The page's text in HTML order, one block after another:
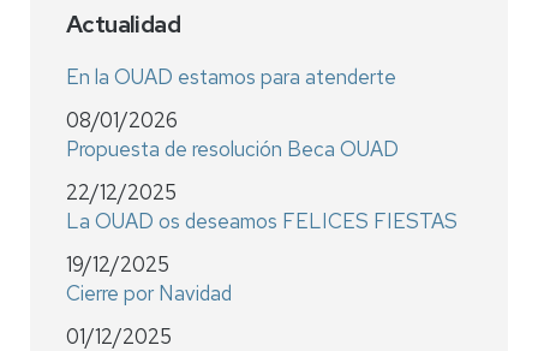
Actualidad
En la OUAD estamos para atenderte
08/01/2026
Propuesta de resolución Beca OUAD
22/12/2025
La OUAD os deseamos FELICES FIESTAS
19/12/2025
Cierre por Navidad
01/12/2025